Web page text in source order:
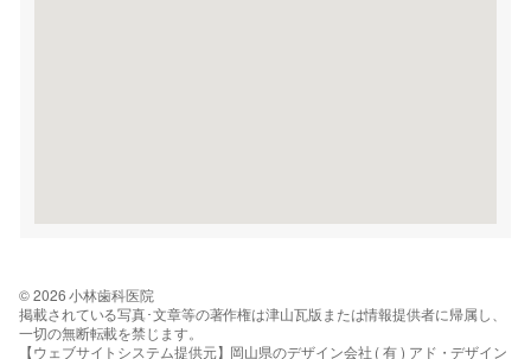
© 2026 小林歯科医院
掲載されている写真･文章等の著作権は津山瓦版または情報提供者に帰属し、
一切の無断転載を禁じます。
【ウェブサイトシステム提供元】岡山県のデザイン会社 ( 有 ) アド・デザイン